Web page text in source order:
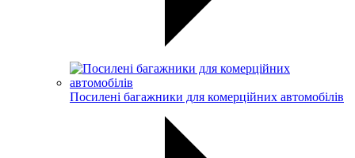
Посилені багажники для комерційних автомобілів